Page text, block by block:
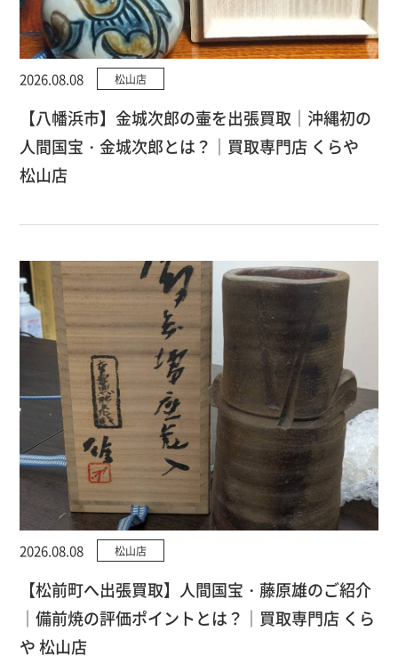
2026.08.08 松山店
【八幡浜市】金城次郎の壷を出張買取｜沖縄初の
人間国宝・金城次郎とは？｜買取専門店 くらや
松山店
2026.08.08 松山店
【松前町へ出張買取】人間国宝・藤原雄のご紹介
｜備前焼の評価ポイントとは？｜買取専門店 くら
や 松山店